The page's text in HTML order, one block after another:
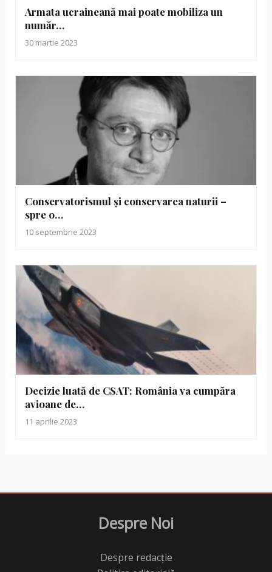
Armata ucraineană mai poate mobiliza un
număr…
30 martie 2023
Conservatorismul și conservarea naturii –
spre o…
10 septembrie 2023
Decizie luată de CSAT: România va cumpăra
avioane de…
11 aprilie 2023
Despre Noi
Despre redacție